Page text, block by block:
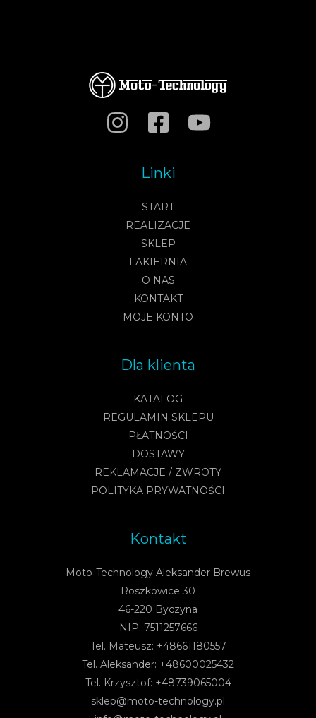
Linki
START
REALIZACJE
SKLEP
LAKIERNIA
O NAS
KONTAKT
MOJE KONTO
Dla klienta
KATALOG
REGULAMIN SKLEPU
PŁATNOŚCI
DOSTAWY
REKLAMACJE / ZWROTY
POLITYKA PRYWATNOŚCI
Kontakt
Moto-Technology Aleksander Brewus
Roszkowice 30
46-220 Byczyna
NIP: 7511257666
Tel. Mateusz: +48661180557
Tel. Aleksander: +48600025432
Tel. Krzysztof: +48739065004
sklep@moto-technology.pl